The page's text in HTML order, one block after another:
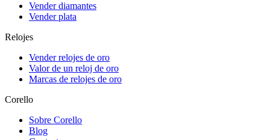
Vender diamantes
Vender plata
Relojes
Vender relojes de oro
Valor de un reloj de oro
Marcas de relojes de oro
Corello
Sobre Corello
Blog